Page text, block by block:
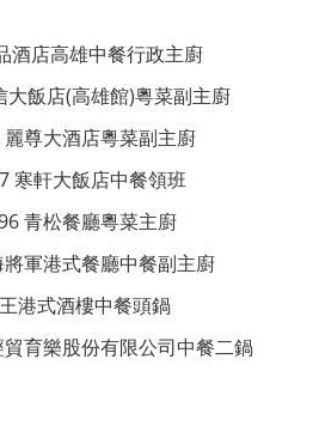
酒店高雄中餐行政主廚
大飯店(高雄館)粵菜副主廚
尊大酒店粵菜副主廚
寒軒大飯店中餐領班
青松餐廳粵菜主廚
軍港式餐廳中餐副主廚
港式酒樓中餐頭鍋
育樂股份有限公司中餐二鍋